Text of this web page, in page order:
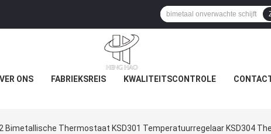
ONS FABRIEKSREIS KWALITEITSCONTROLE
Bimetallische Thermostaat KSD301 Temperatuurregelaar KSD304